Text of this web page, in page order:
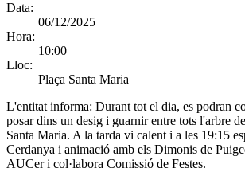
Data:
06/12/2025
Hora:
10:00
Lloc:
Plaça Santa Maria
L'entitat informa: Durant tot el dia, es podran
posar dins un desig i guarnir entre tots l'arbre
Santa Maria. A la tarda vi calent i a les 19:15
Cerdanya i animació amb els Dimonis de
AUCer i col·labora Comissió de Festes.